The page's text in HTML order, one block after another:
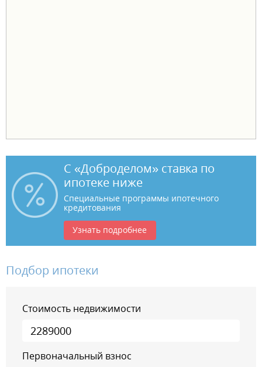
С «Доброделом» ставка по
ипотеке ниже
Специальные программы ипотечного
кредитования
Узнать подробнее
Подбор ипотеки
Стоимость недвижимости
Первоначальный взнос